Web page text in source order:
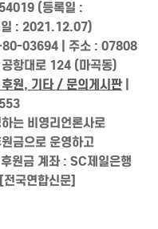
(등록일 :
: 2021.12.07)
80-03694 | 주소 : 07808
항대로 124 (마곡동)
원, 기타 / 문의게시판|
는 비영리언론사로
금으로 운영하고
원금 계좌 : SC제일은행
국연합신문]